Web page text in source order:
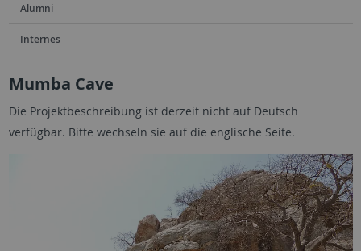
Alumni
Internes
Mumba Cave
Die Projektbeschreibung ist derzeit nicht auf Deutsch
verfügbar. Bitte wechseln sie auf die englische Seite.